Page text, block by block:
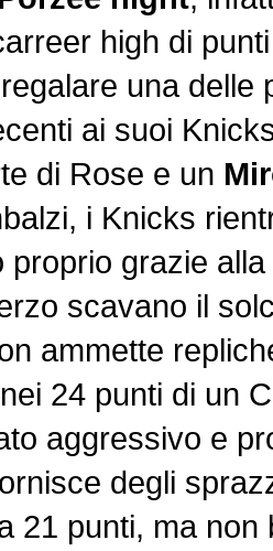
high di
una delle
ai suoi
di Rose e un
i Knicks
proprio grazie
scavano il
ammette
24 punti di un
aggressivo e
degli
21 punti, ma non